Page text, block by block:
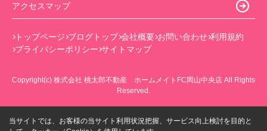
アクセスマップ
トップページ ブログトップ 会社概要 お問い合わせ 利用規約
プライバシーポリシー サイトマップ
Copyright(c) 株式会社 桃太郎不動産 ホームメイトFC岡山中央店 All Rights
Reserved.
当サイトでは、お客様の当サイト利用状況把握、サービス向上検討を目的と